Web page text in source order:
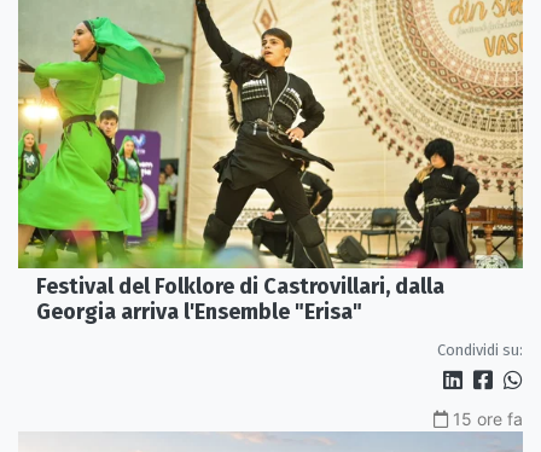
Festival del Folklore di Castrovillari, dalla
Georgia arriva l'Ensemble "Erisa"
Condividi su:
15 ore fa